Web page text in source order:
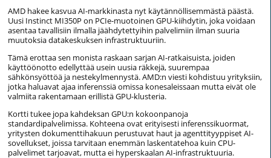
AMD hakee kasvua AI-markkinasta nyt käytännöllisemmästä päästä.
Uusi Instinct MI350P on PCIe-muotoinen GPU-kiihdytin, joka voidaan
asentaa tavallisiin ilmalla jäähdytettyihin palvelimiin ilman suuria
muutoksia datakeskuksen infrastruktuuriin.
Tämä erottaa sen monista raskaan sarjan AI-ratkaisuista, joiden
käyttöönotto edellyttää usein uusia räkkejä, suurempaa
sähkönsyöttöä ja nestekylmennystä. AMD:n viesti kohdistuu yrityksiin,
jotka haluavat ajaa inferenssiä omissa konesaleissaan mutta eivät ole
valmiita rakentamaan erillistä GPU-klusteria.
Kortti tukee jopa kahdeksan GPU:n kokoonpanoja
standardipalvelimissa. Kohteena ovat erityisesti inferenssikuormat,
yritysten dokumenttihakuun perustuvat haut ja agenttityyppiset AI-
sovellukset, joissa tarvitaan enemmän laskentatehoa kuin CPU-
palvelimet tarjoavat, mutta ei hyperskaalan AI-infrastruktuuria.